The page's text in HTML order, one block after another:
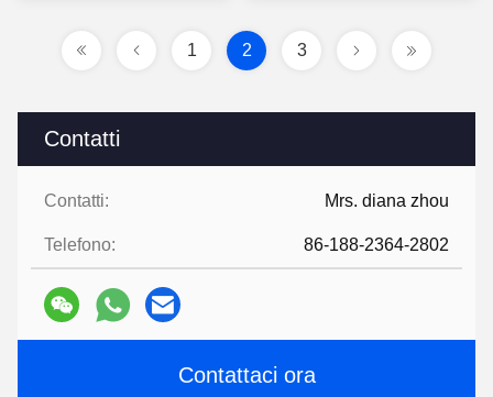
Contatti
Contatti: Mrs. diana zhou
Telefono: 86-188-2364-2802
Contattaci ora
1 2 3